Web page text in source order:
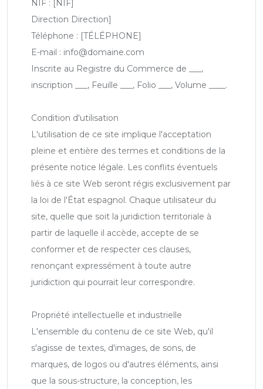
NIF : [NIF]
Direction Direction]
Téléphone : [TÉLÉPHONE]
E-mail : info@domaine.com
Inscrite au Registre du Commerce de ___,
inscription ___, Feuille ___, Folio ___, Volume ____.
Condition d'utilisation
L'utilisation de ce site implique l'acceptation
pleine et entière des termes et conditions de la
présente notice légale. Les conflits éventuels
liés à ce site Web seront régis exclusivement par
la loi de l'État espagnol. Chaque utilisateur du
site, quelle que soit la juridiction territoriale à
partir de laquelle il accède, accepte de se
conformer et de respecter ces clauses,
renonçant expressément à toute autre
juridiction qui pourrait leur correspondre.
Propriété intellectuelle et industrielle
L'ensemble du contenu de ce site Web, qu'il
s'agisse de textes, d'images, de sons, de
marques, de logos ou d'autres éléments, ainsi
que la sous-structure, la conception, les